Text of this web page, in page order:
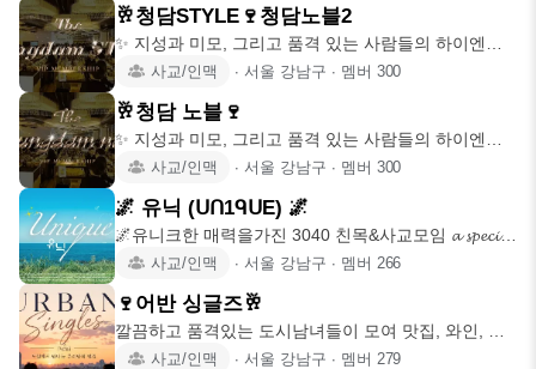
🥂청담STYLE🍷청담노블2
​✨ 지성과 미모, 그리고 품격 있는 사람들의 하이엔드
사교 공간 ✨ ​
사교/인맥 ∙ 서울 강남구 ∙ 멤버 300
🥂청담 노블🍷
​✨ 지성과 미모, 그리고 품격 있는 사람들의 하이엔드
사교 공간 ✨ ​
사교/인맥 ∙ 서울 강남구 ∙ 멤버 300
🌌 유닉 (ᑌᑎ1ᑫᑌE) 🌌
🌌유니크한 매력을가진 3040 친목&사교모임 𝓪 𝓼𝓹𝓮𝓬𝓲𝓪𝓵
𝓰𝓪𝓽𝓱𝓮사교/인맥 ∙ 서울 강남구 ∙ 멤버 266
🍷어반 싱글즈🥂
깔끔하고 품격있는 도시남녀들이 모여 맛집, 와인, 취
미, 문화, 여행
사교/인맥 ∙ 서울 강남구 ∙ 멤버 279